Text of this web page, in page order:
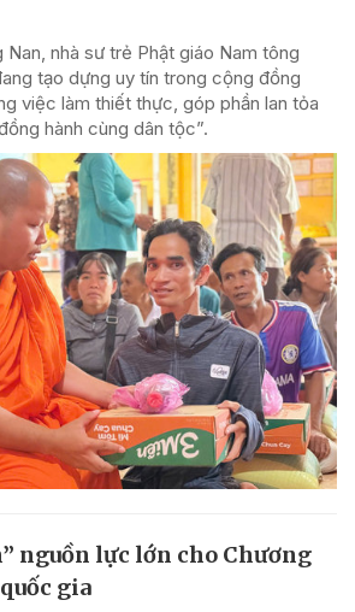
nhà sư trẻ Phật giáo Nam tông
tạo dựng uy tín trong cộng đồng
việc làm thiết thực, góp phần lan tỏa
hành cùng dân tộc”.
nguồn lực lớn cho Chương
gia